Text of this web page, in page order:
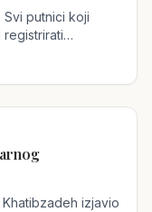
Svi putnici koji
registrirati
izjavio